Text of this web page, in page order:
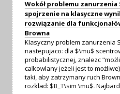
Wokół problemu
spojrzenie na klasyczne
rozwiązanie dla
Browna
Klasyczny problem zanurzenia
nastepujaco: dla $\mu$
probabilistycznej, znalezc
calkowlany jeżeli jest to
taki, aby zatrzymany ruch
rozklad: $B_T\sim \mu$.